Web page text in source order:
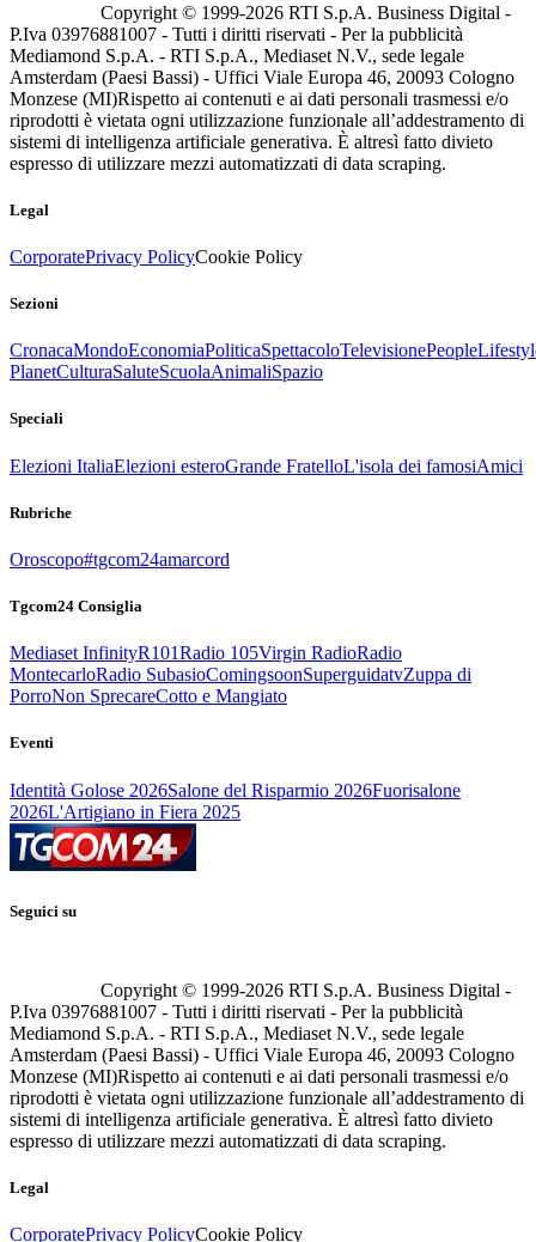
Copyright © 1999-2026 RTI S.p.A. Business Digital -
P.Iva 03976881007 - Tutti i diritti riservati - Per la pubblicità
Mediamond S.p.A. - RTI S.p.A., Mediaset N.V., sede legale
Amsterdam (Paesi Bassi) - Uffici Viale Europa 46, 20093 Cologno
Monzese (MI)Rispetto ai contenuti e ai dati personali trasmessi e/o
riprodotti è vietata ogni utilizzazione funzionale all’addestramento di
sistemi di intelligenza artificiale generativa. È altresì fatto divieto
espresso di utilizzare mezzi automatizzati di data scraping.
Legal
CorporatePrivacy PolicyCookie Policy
Sezioni
CronacaMondoEconomiaPoliticaSpettacoloTelevisionePeople
PlanetCulturaSaluteScuolaAnimaliSpazio
Speciali
Elezioni ItaliaElezioni esteroGrande FratelloL'isola dei famosiAmici
Rubriche
Oroscopo#tgcom24amarcord
Tgcom24 Consiglia
Mediaset InfinityR101Radio 105Virgin RadioRadio
MontecarloRadio SubasioComingsoonSuperguidatvZuppa di
PorroNon SprecareCotto e Mangiato
Eventi
Identità Golose 2026Salone del Risparmio 2026Fuorisalone
2026L'Artigiano in Fiera 2025
Seguici su
Copyright © 1999-2026 RTI S.p.A. Business Digital -
P.Iva 03976881007 - Tutti i diritti riservati - Per la pubblicità
Mediamond S.p.A. - RTI S.p.A., Mediaset N.V., sede legale
Amsterdam (Paesi Bassi) - Uffici Viale Europa 46, 20093 Cologno
Monzese (MI)Rispetto ai contenuti e ai dati personali trasmessi e/o
riprodotti è vietata ogni utilizzazione funzionale all’addestramento di
sistemi di intelligenza artificiale generativa. È altresì fatto divieto
espresso di utilizzare mezzi automatizzati di data scraping.
Legal
CorporatePrivacy PolicyCookie Policy